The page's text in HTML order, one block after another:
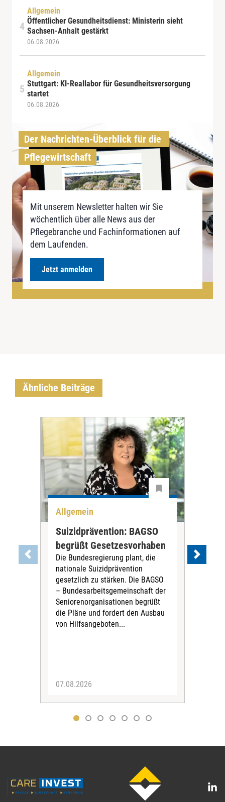
Allgemein
Öffentlicher Gesundheitsdienst: Ministerin sieht
Sachsen-Anhalt gestärkt
06.08.2026
Allgemein
Stuttgart: KI-Reallabor für Gesundheitsversorgung
startet
06.08.2026
Der Nachrichten-Überblick für die
Pflegewirtschaft
Mit unserem Newsletter halten wir Sie
wöchentlich über alle News aus der
Pflegebranche und Fachinformationen auf
dem Laufenden.
Jetzt anmelden
Ähnliche Beiträge
Allgemein
Suizidprävention: BAGSO
begrüßt Gesetzesvorhaben
Die Bundesregierung plant, die
nationale Suizidprävention
gesetzlich zu stärken. Die BAGSO
– Bundesarbeitsgemeinschaft der
Seniorenorganisationen begrüßt
die Pläne und fordert den Ausbau
von Hilfsangeboten...
07.08.2026